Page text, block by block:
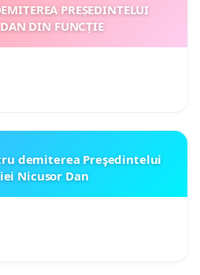
PREȘEDINTELUI
DIN FUNCȚIE
demiterea Preşedintelui
Nicusor Dan